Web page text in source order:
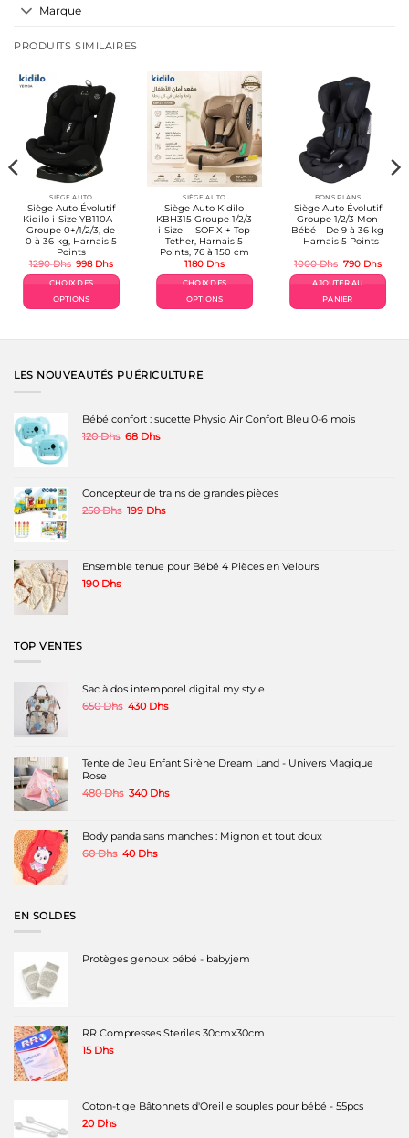
Marque
PRODUITS SIMILAIRES
SIÈGE AUTO
Siège Auto Évolutif
Kidilo i-Size YB110A –
Groupe 0+/1/2/3, de
0 à 36 kg, Harnais 5
Points
1290Dhs Le
initial
était :
1290 Dhs.
998 DhsLe
actuel
CHOIX DES
OPTIONS
a
variations.
être
choisies
du
produit
SIÈGE AUTO
Siège Auto Kidilo
KBH315 Groupe 1/2/3
i-Size – ISOFIX + Top
Tether, Harnais 5
Points, 76 à 150 cm
1180 Dhs
CHOIX DES
OPTIONS
a
être
du
BONS PLANS
Siège Auto Évolutif
Groupe 1/2/3 Mon
Bébé – De 9 à 36 kg
– Harnais 5 Points
1000Dhs Le
initial
était :
1000 Dhs.
790 DhsLe
actuel
AJOUTER AU
PANIER
LES NOUVEAUTÉS PUÉRICULTURE
Bébé confort : sucette Physio Air Confort Bleu 0-6 mois
120Dhs Le
68 DhsLe
Concepteur de trains de grandes pièces
250Dhs Le
199 DhsLe
199 Dhs.
Ensemble tenue pour Bébé 4 Pièces en Velours
190 Dhs
TOP VENTES
Sac à dos intemporel digital my style
650Dhs Le
650 Dhs.
430 DhsLe
430 Dhs.
Tente de Jeu Enfant Sirène Dream Land - Univers Magique
Rose
480Dhs Le
était :
480 Dhs.
340 DhsLe
340 Dhs.
Body panda sans manches : Mignon et tout doux
60Dhs Le
40 DhsLe
EN SOLDES
Protèges genoux bébé - babyjem
RR Compresses Steriles 30cmx30cm
15 Dhs
Coton-tige Bâtonnets d'Oreille souples pour bébé - 55pcs
20 Dhs